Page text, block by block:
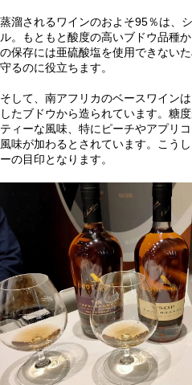
蒸溜されるワインのおよそ95％は、
ル。もともと酸度の高いブドウ品種
の保存には亜硫酸塩を使用できない
守るのに役立ちます。
そして、南アフリカのベースワイン
したブドウから造られています。糖
ティーな風味、特にピーチやアプリ
風味が加わるとされています。こう
ーの目印となります。